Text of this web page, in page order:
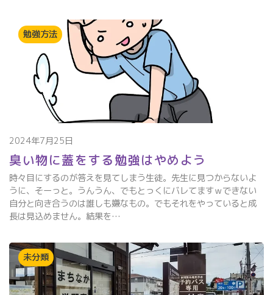
勉強方法
2024年7月25日
臭い物に蓋をする勉強はやめよう
時々目にするのが答えを見てしまう生徒。先生に見つからないよ
うに、そーっと。うんうん、でもとっくにバレてますｗできない
自分と向き合うのは誰しも嫌なもの。でもそれをやっていると成
長は見込めません。結果を…
未分類